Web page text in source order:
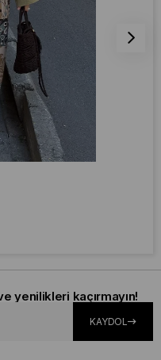
yenilikleri kaçırmayın!
KAYDOL